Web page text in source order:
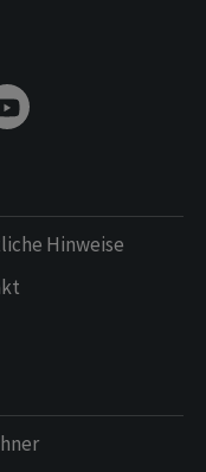
Hinweise